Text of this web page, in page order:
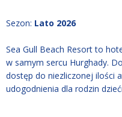
Sezon: Lato 2026
Sea Gull Beach Resort to
w samym sercu Hurghady.
dostęp do niezliczonej ilości
udogodnienia dla rodzin